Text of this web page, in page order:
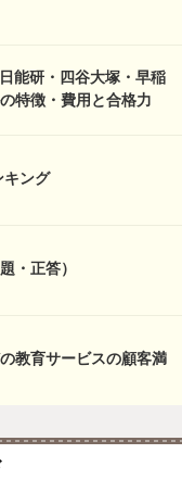
能研・四谷大塚・早稲
特徴・費用と合格力
キング
・正答）
教育サービスの顧客満